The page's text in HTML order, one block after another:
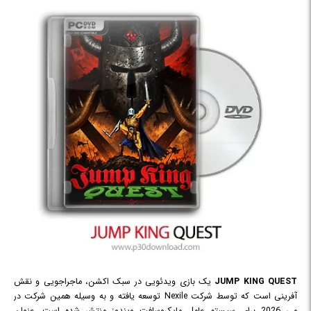
JUMP KING QUEST یک بازی ویدئویی در سبک اکشن، ماجراجویی و نقش
آفرینی است که توسط شرکت Nexile توسعه یافته و به وسیله همین شرکت در